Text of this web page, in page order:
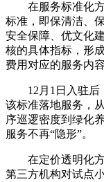
在服务标准化方
标准，即保清洁、
安全保障、优文化
核的具体指标，形
费用对应的服务内容
12月1日入驻后
该标准落地服务，
序巡逻密度到绿化
服务不再“隐形”。
在定价透明化方
第三方机构对试点